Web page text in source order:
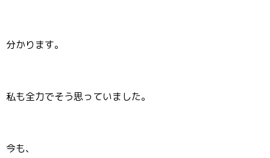
分かります。
私も全力でそう思っていました。
今も、